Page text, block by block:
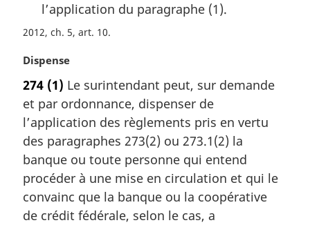
l’application du paragraphe (1).
2012, ch. 5, art. 10
N
t
e
m
a
g
i
n
a
Dispense
274 (1) Le surintendant peut, sur demande
et par ordonnance, dispenser de
l’application des règlements pris en vertu
des paragraphes 273(2) ou 273.1(2) la
banque ou toute personne qui entend
procéder à une mise en circulation et qui le
convainc que la banque ou la coopérative
de crédit fédérale, selon le cas, a